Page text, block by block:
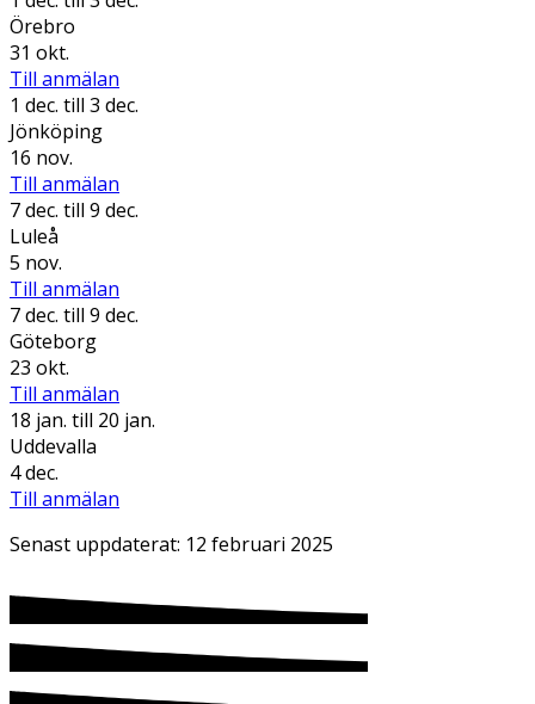
Örebro
31 okt.
Till anmälan
1 dec. till 3 dec.
Jönköping
16 nov.
Till anmälan
7 dec. till 9 dec.
Luleå
5 nov.
Till anmälan
7 dec. till 9 dec.
Göteborg
23 okt.
Till anmälan
18 jan. till 20 jan.
Uddevalla
4 dec.
Till anmälan
Senast uppdaterat: 12 februari 2025